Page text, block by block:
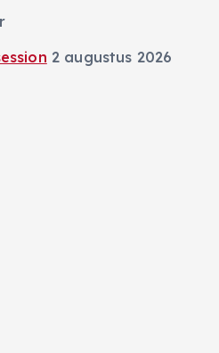
2 augustus 2026